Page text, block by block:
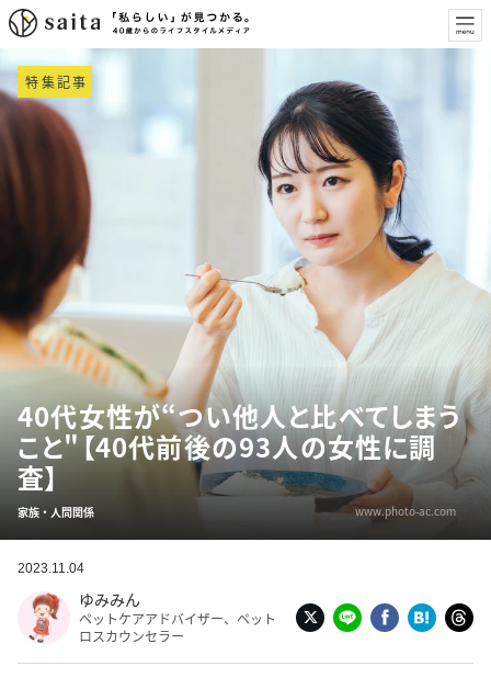
特集記事
40代女性が“つい他人と比べてしまう
こと"【40代前後の93人の女性に調
査】
家族・人間関係 www.photo-ac.com
2023.11.04
ゆみみん
ペットケアアドバイザー、ペット
ロスカウンセラー